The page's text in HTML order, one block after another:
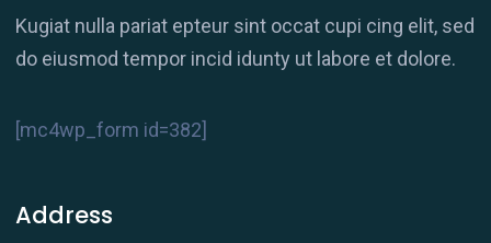
Kugiat nulla pariat epteur sint occat cupi cing elit, sed
do eiusmod tempor incid idunty ut labore et dolore.
[mc4wp_form id=382]
Address